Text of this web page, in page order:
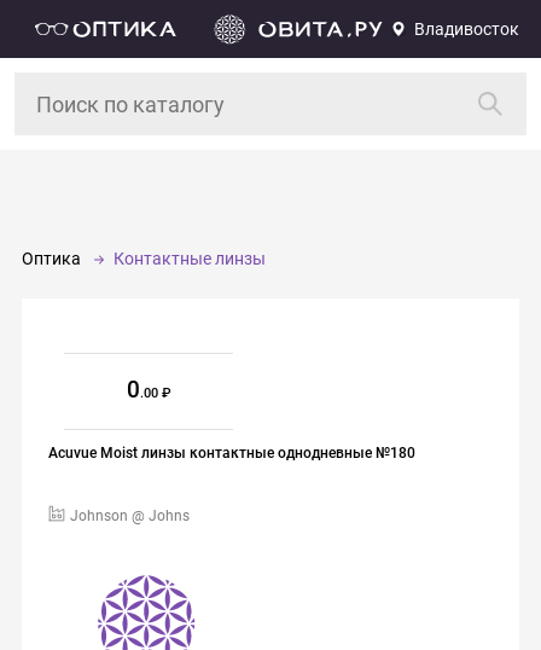
Владивосток
Оптика Контактные линзы
Acuvue Moist линзы контактные однодневные №180
Johnson @ Johns
0.00